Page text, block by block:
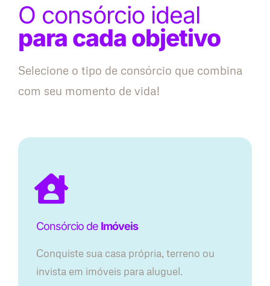
O consórcio ideal
para cada objetivo
Selecione o tipo de consórcio que combina
com seu momento de vida!
Consórcio de Imóveis
Conquiste sua casa própria, terreno ou
invista em imóveis para aluguel.